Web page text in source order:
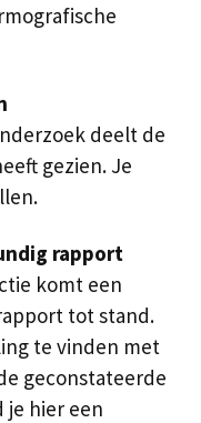
deelt de
gezien. Je
rapport
komt een
tot stand.
te vinden met
geconstateerde
je hier een